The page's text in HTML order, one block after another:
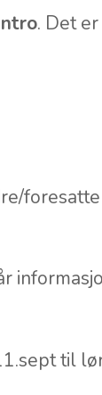
. Det
til